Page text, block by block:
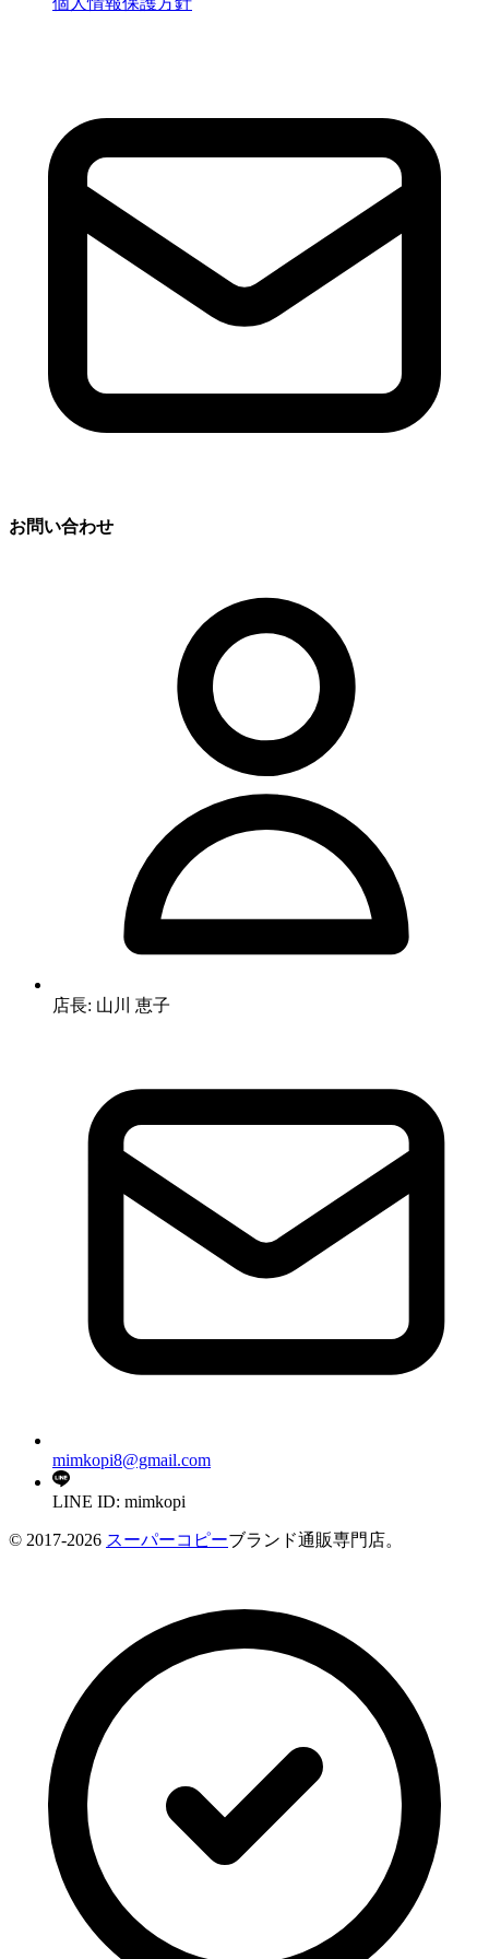
お問い合わせ
店長: 山川 恵子
mimkopi8@gmail.com
LINE ID: mimkopi
© 2017-2026 スーパーコピーブランド通販専門店。